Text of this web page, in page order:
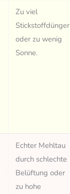
Zu viel
Stickstoffdünger
oder zu wenig
Sonne.
Echter Mehltau
durch schlechte
Belüftung oder
zu hohe